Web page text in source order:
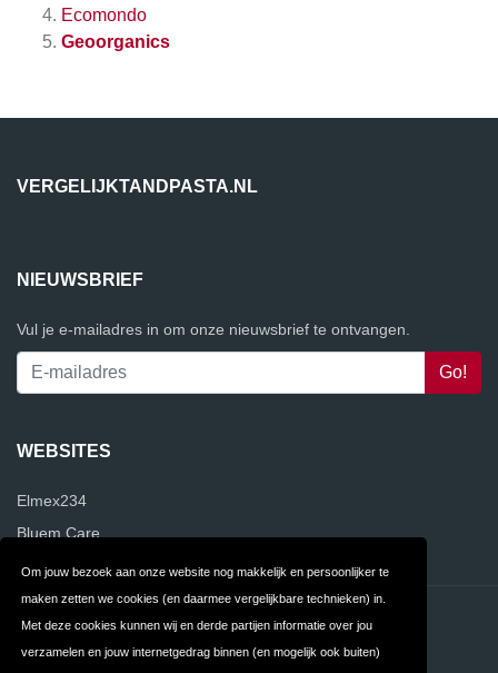
Om jouw bezoek aan onze website nog makkelijk en persoonlijker te
maken zetten we cookies (en daarmee vergelijkbare technieken) in.
Met deze cookies kunnen wij en derde partijen informatie over jou
verzamelen en jouw internetgedrag binnen (en mogelijk ook buiten)
Ecomondo
Geoorganics
VERGELIJKTANDPASTA.NL
NIEUWSBRIEF
Vul je e-mailadres in om onze nieuwsbrief te ontvangen.
WEBSITES
Elmex234
Bluem Care
Contact Privacy
Algemene FAQ